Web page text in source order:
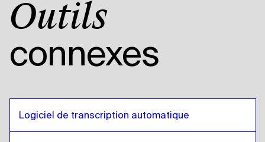
Outils
connexes
Logiciel de transcription automatique